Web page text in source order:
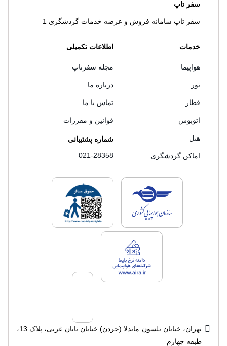
سفر تاپ
سفر تاپ سامانه فروش و عرضه خدمات گردشگری 1
خدمات
هواپیما
تور
قطار
اتوبوس
هتل
اماکن گردشگری
اطلاعات تکمیلی
مجله سفرتاپ
درباره ما
تماس با ما
قوانین و مقررات
شماره پشتیبانی
021-28358
لایسنس های فروش سفرتاپلایسنس های
لایسنس های فروش سفرتاپ
تهران، خیابان نلسون ماندلا (جردن) خیابان تابان غربی، پلاک 13،
طبقه چهارم